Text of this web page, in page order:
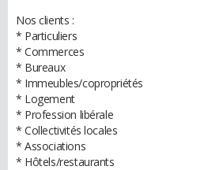
Nos clients :
* Particuliers
* Commerces
* Bureaux
* Immeubles/copropriétés
* Logement
* Profession libérale
* Collectivités locales
* Associations
* Hôtels/restaurants